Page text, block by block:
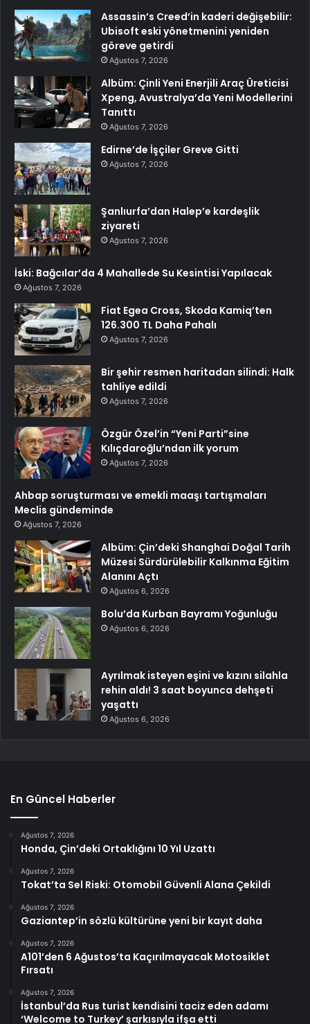
Assassin’s Creed’in kaderi değişebilir:
Ubisoft eski yönetmenini yeniden
göreve getirdi
Ağustos 7, 2026
Albüm: Çinli Yeni Enerjili Araç Üreticisi
Xpeng, Avustralya’da Yeni Modellerini
Tanıttı
Ağustos 7, 2026
Edirne’de İşçiler Greve Gitti
Ağustos 7, 2026
Şanlıurfa’dan Halep’e kardeşlik
ziyareti
Ağustos 7, 2026
İski: Bağcılar’da 4 Mahallede Su Kesintisi Yapılacak
Ağustos 7, 2026
Fiat Egea Cross, Skoda Kamiq’ten
126.300 TL Daha Pahalı
Ağustos 7, 2026
Bir şehir resmen haritadan silindi: Halk
tahliye edildi
Ağustos 7, 2026
Özgür Özel’in “Yeni Parti”sine
Kılıçdaroğlu’ndan ilk yorum
Ağustos 7, 2026
Ahbap soruşturması ve emekli maaşı tartışmaları
Meclis gündeminde
Ağustos 7, 2026
Albüm: Çin’deki Shanghai Doğal Tarih
Müzesi Sürdürülebilir Kalkınma Eğitim
Alanını Açtı
Ağustos 6, 2026
Bolu’da Kurban Bayramı Yoğunluğu
Ağustos 6, 2026
Ayrılmak isteyen eşini ve kızını silahla
rehin aldı! 3 saat boyunca dehşeti
yaşattı
Ağustos 6, 2026
En Güncel Haberler
Ağustos 7, 2026
Honda, Çin’deki Ortaklığını 10 Yıl Uzattı
Ağustos 7, 2026
Tokat’ta Sel Riski: Otomobil Güvenli Alana Çekildi
Ağustos 7, 2026
Gaziantep’in sözlü kültürüne yeni bir kayıt daha
Ağustos 7, 2026
A101’den 6 Ağustos’ta Kaçırılmayacak Motosiklet
Fırsatı
Ağustos 7, 2026
İstanbul’da Rus turist kendisini taciz eden adamı
‘Welcome to Turkey’ şarkısıyla ifşa etti